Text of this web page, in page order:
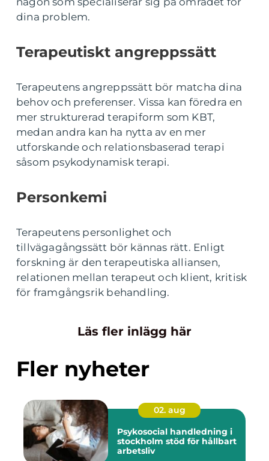
dina problem.
Terapeutiskt angreppssätt
Terapeutens angreppssätt bör matcha dina
behov och preferenser. Vissa kan föredra en
mer strukturerad terapiform som KBT,
medan andra kan ha nytta av en mer
utforskande och relationsbaserad terapi
såsom psykodynamisk terapi.
Personkemi
Terapeutens personlighet och
tillvägagångssätt bör kännas rätt. Enligt
forskning är den terapeutiska alliansen,
relationen mellan terapeut och klient, kritisk
för framgångsrik behandling.
Läs fler inlägg här
Fler nyheter
02. aug
Psykosocial handledning i
stockholm stöd för hållbart
arbetsliv